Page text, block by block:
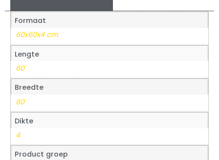
Formaat
60x60x4 cm
Lengte
60
Breedte
60
Dikte
4
Product groep